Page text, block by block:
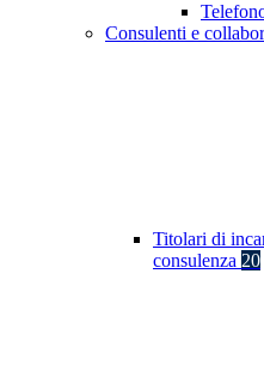
Consulenti e
Titolari di
consulenza 20